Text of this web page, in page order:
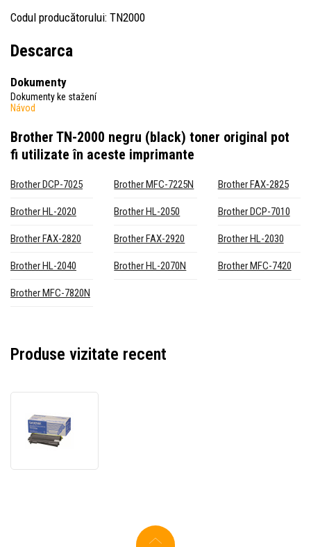
Codul producătorului: TN2000
Descarca
Dokumenty
Dokumenty ke stažení
Návod
Brother TN-2000 negru (black) toner original pot
fi utilizate în aceste imprimante
Brother DCP-7025 Brother MFC-7225N Brother FAX-2825
Brother HL-2020 Brother HL-2050 Brother DCP-7010
Brother FAX-2820 Brother FAX-2920 Brother HL-2030
Brother HL-2040 Brother HL-2070N Brother MFC-7420
Brother MFC-7820N
Produse vizitate recent
(black)